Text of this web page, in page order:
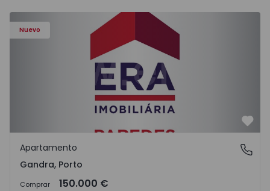
Nuevo
Apartamento T0 Paredes, Gandra - 1575265 - 1
Gandra, Porto
Apartamento
Gandra, Porto
Comprar 150.000 €